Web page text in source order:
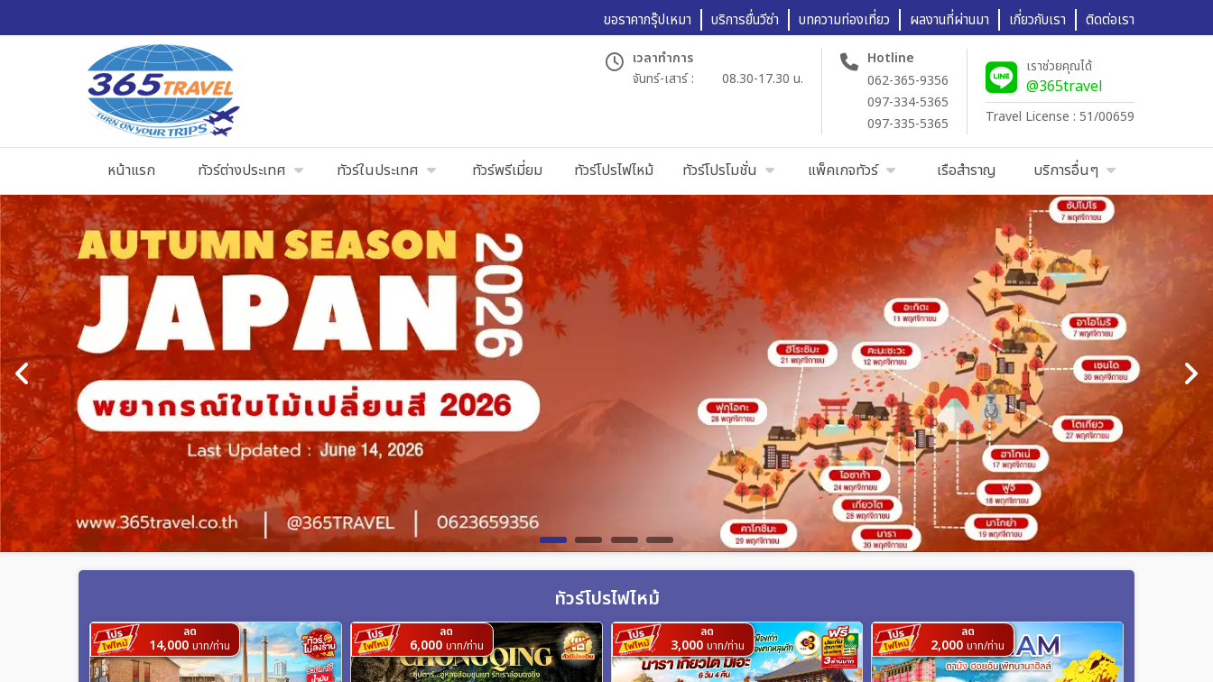
ขอราคากรุ๊ปเหมา บริการยื่นวีซ่า บทความท่องเที่ยว ผลงานที่ผ่านมา เกี่ยวกับเรา ติดต่อเรา
เวลาทำการ
จันทร์-เสาร์ :
08.30-17.30 น.
Hotline
062-365-9356
097-334-5365
097-335-5365
เราช่วยคุณได้
@365travel
Travel License : 51/00659
หน้าแรก ทัวร์ต่างประเทศ ทัวร์ในประเทศ ทัวร์พรีเมี่ยม ทัวร์โปรไฟไหม้ ทัวร์โปรโมชั่น แพ็คเกจทัวร์ เรือสำราญ บริการอื่นๆ
ทัวร์โปรไฟไหม้
ลด
14,000 บาท/ท่าน
ลด
6,000 บาท/ท่าน
ลด
3,000 บาท/ท่าน
ลด
2,000บาท/ท่าน